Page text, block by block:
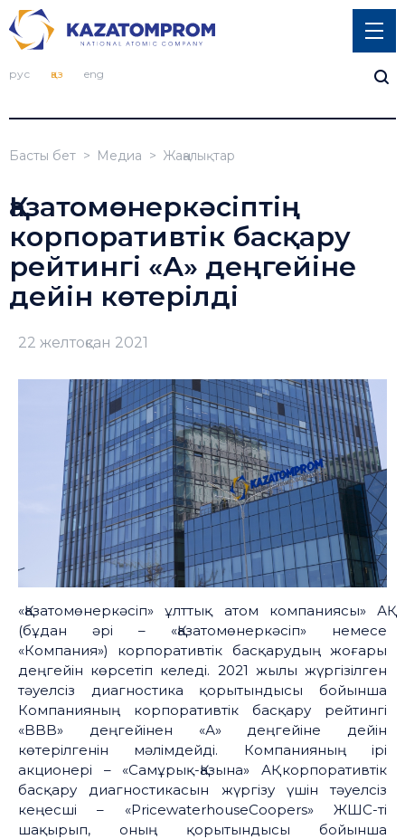
рус қаз eng
Басты бет Медиа Жаңалықтар
Қазатомөнеркәсіптің
корпоративтік басқару
рейтингі «А» деңгейіне
дейін көтерілді
22 желтоқсан 2021
«Қазатомөнеркәсіп» ұлттық атом компаниясы» АҚ
(бұдан әрі – «Қазатомөнеркәсіп» немесе
«Компания») корпоративтік басқарудың жоғары
деңгейін көрсетіп келеді. 2021 жылы жүргізілген
тәуелсіз диагностика қорытындысы бойынша
Компанияның корпоративтік басқару рейтингі
«BBB» деңгейінен «А» деңгейіне дейін
көтерілгенін мәлімдейді. Компанияның ірі
акционері – «Самұрық-Қазына» АҚ корпоративтік
басқару диагностикасын жүргізу үшін тәуелсіз
кеңесші – «PricewaterhouseCoopers» ЖШС-ті
шақырып, оның қорытындысы бойынша